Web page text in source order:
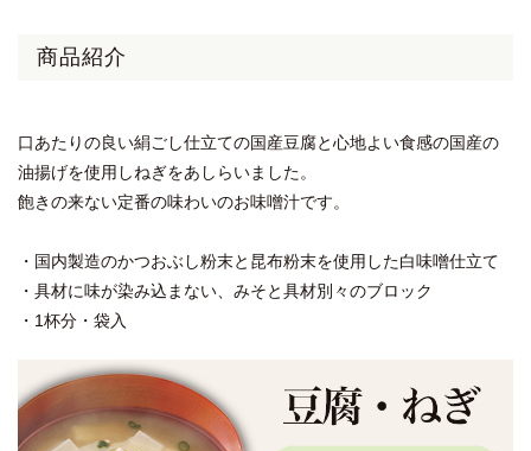
商品紹介
口あたりの良い絹ごし仕立ての国産豆腐と心地よい食感の国産の
油揚げを使用しねぎをあしらいました。
飽きの来ない定番の味わいのお味噌汁です。
・国内製造のかつおぶし粉末と昆布粉末を使用した白味噌仕立て
・具材に味が染み込まない、みそと具材別々のブロック
・1杯分・袋入